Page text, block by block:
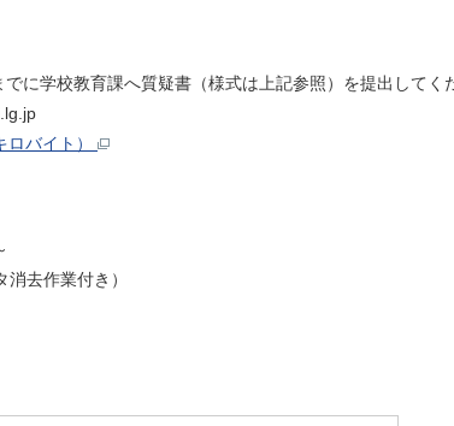
に学校教育課へ質疑書（様式は上記参照）を提出してく
バイト）
去作業付き）